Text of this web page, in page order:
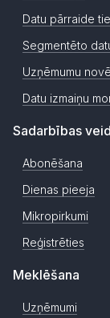
Datu pārraide
Segmentēto
Uzņēmumu
Datu izmaiņu
Sadarbības
Abonēšana
Dienas pieeja
Mikropirkumi
Reģistrēties
Meklēšana
Uzņēmumi